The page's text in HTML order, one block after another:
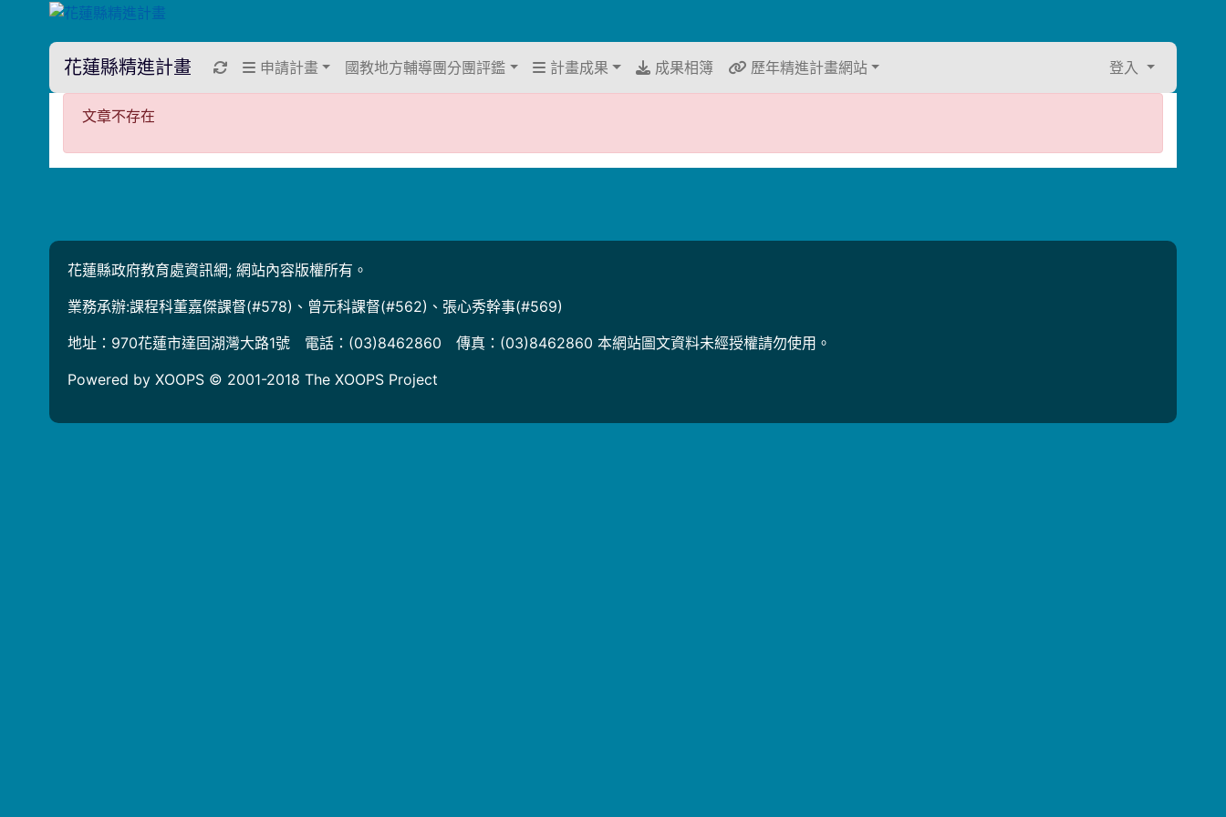
花蓮縣精進計畫 重新取得佈景設定
申請計畫 國教地方輔導團分團評鑑 計畫成果 成果相簿 歷年精進計畫網站 登入
文章不存在
文章不存在
花蓮縣政府教育處資訊網; 網站內容版權所有。
業務承辦:課程科董嘉傑課督(#578)、曾元科課督(#562)、張心秀幹事(#569)
地址：970花蓮市達固湖灣大路1號 電話：(03)8462860 傳真：(03)8462860 本網站圖文資料未經授權請勿使用。
Powered by XOOPS © 2001-2018 The XOOPS Project